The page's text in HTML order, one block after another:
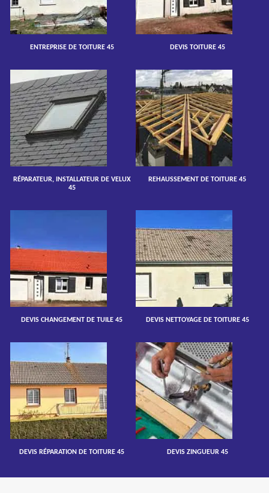
ENTREPRISE DE TOITURE 45 DEVIS TOITURE 45
RÉPARATEUR, INSTALLATEUR DE VELUX
45
REHAUSSEMENT DE TOITURE 45
DEVIS CHANGEMENT DE TUILE 45 DEVIS NETTOYAGE DE TOITURE 45
DEVIS RÉPARATION DE TOITURE 45 DEVIS ZINGUEUR 45